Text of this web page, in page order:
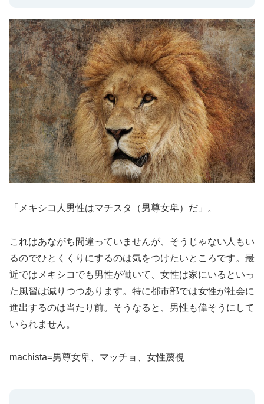
「メキシコ人男性はマチスタ（男尊女卑）だ」。
これはあながち間違っていませんが、そうじゃない人もい
るのでひとくくりにするのは気をつけたいところです。最
近ではメキシコでも男性が働いて、女性は家にいるといっ
た風習は減りつつあります。特に都市部では女性が社会に
進出するのは当たり前。そうなると、男性も偉そうにして
いられません。
machista=男尊女卑、マッチョ、女性蔑視